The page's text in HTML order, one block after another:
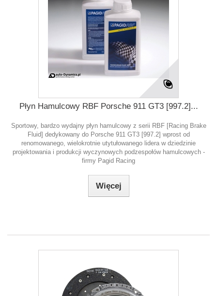
Płyn Hamulcowy RBF Porsche 911 GT3 [997.2]...
Sportowy, bardzo wydajny płyn hamulcowy z serii RBF [Racing Brake
Fluid] dedykowany do Porsche 911 GT3 [997.2] wprost od
renomowanego, wielokrotnie utytułowanego lidera w dziedzinie
projektowania i produkcji wyczynowych podzespołów hamulcowych -
firmy Pagid Racing
Więcej